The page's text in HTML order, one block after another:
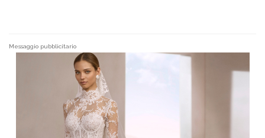
Messaggio pubblicitario